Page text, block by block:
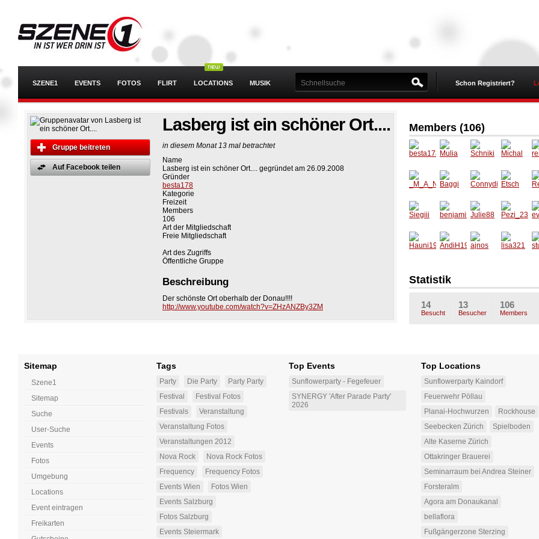
SZENE1 EVENTS FOTOS FLIRT LOCATIONS MUSIK Schon Registriert?
Gruppe beitreten
Auf Facebook teilen
Lasberg ist ein schöner Ort....
in diesem Monat 13 mal betrachtet
Name
Lasberg ist ein schöner Ort.... gegründet am 26.09.2008
Gründer
besta178
Kategorie
Freizeit
Members
106
Art der Mitgliedschaft
Freie Mitgliedschaft
Art des Zugriffs
Öffentliche Gruppe
Beschreibung
Der schönste Ort oberhalb der Donau!!!!
http://www.youtube.com/watch?v=ZHzANZBy3ZM
Members (106)
besta1
78
Mulia Schniki Michal
_M_A_
N_I
Baggi
Connyd
ieGute
Etsch
Siegiii
benjami
nh
Julie88
Pezi_23
04
Statistik
14
Besucht
13
Besucher
106
Members
Sitemap
Szene1
Sitemap
Suche
User-Suche
Events
Fotos
Umgebung
Locations
Event eintragen
Freikarten
Tags
Party Die Party
Party Party
Festival
Festival Fotos
Festivals
Veranstaltung
Veranstaltung Fotos
Veranstaltungen 2012
Nova Rock
Nova Rock Fotos
Frequency
Frequency Fotos
Events Wien
Fotos Wien
Events Salzburg
Fotos Salzburg
Events Steiermark
Top Events
Sunflowerparty - Fegefeuer
SYNERGY 'After Parade Party'
2026
Top Locations
Sunflowerparty Kaindorf
Feuerwehr Pöllau
Planai-Hochwurzen
Rockhouse
Seebecken Zürich
Spielboden
Alte Kaserne Zürich
Ottakringer Brauerei
Seminarraum bei Andrea Steiner
Forsteralm
Agora am Donaukanal
bellaflora
Fußgängerzone Sterzing